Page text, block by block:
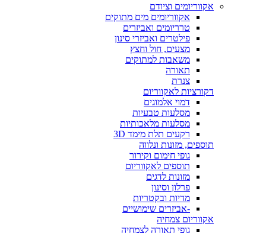
אקווריומים וציודם
אקווריומים מים מתוקים
טרריומים ואביזרים
פילטרים ואביזרי סינון
מצעים, חול וחצץ
משאבות למתוקים
תאורה
צנרת
דקורציות לאקווריום
דמוי אלמוגים
מסלעות טבעיות
מסלעות מלאכותיות
רקעים תלת מימד 3D
תוספים, מזונות ונלווה
גופי חימום וקירור
תוספים לאקווריום
מזונות לדגים
פרלון וסינון
מדיות ובקטריות
-אביזרים שימושיים
אקווריום צמחיה
גופי תאורה לצמחיה